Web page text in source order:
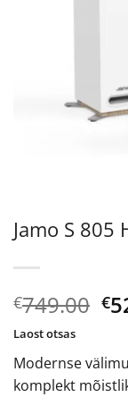
Jamo S
€749.00 €
Modernse
komplekt
Laost otsas